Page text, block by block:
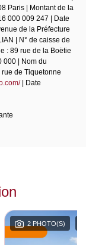
Paris | Montant de la
000 009 247 | Date
de la Préfecture
| N° de caisse de
: 89 rue de la Boëtie
000 | Nom du
rue de Tiquetonne
| Date
2 PHOTO(S)